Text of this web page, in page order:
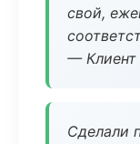
свой,
— Клиент
Сделали